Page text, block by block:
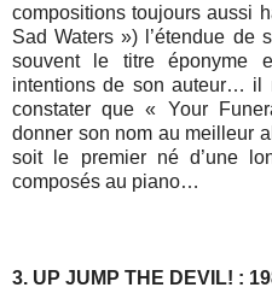
compositions toujours aussi
Sad Waters ») l’étendue de
souvent le titre éponyme
intentions de son auteur… il
constater que « Your
donner son nom au meilleur
soit le premier né d’une
composés au piano…
3. UP JUMP THE DEVIL! :